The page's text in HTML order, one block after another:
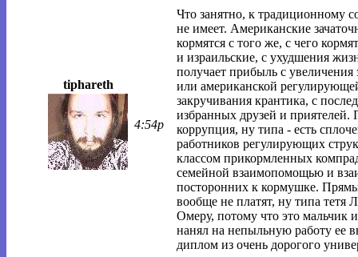
tiphareth
4:54p
Что занятно, к традиционному
не имеет. Американские
кормятся с того же, с чего
и израильские, с ухудшения
получает прибыль с увеличения
или американской
закручивания крантика, с
избранных друзей и приятелей.
коррупция, ну типа - есть
работников регулирующих
классом прикормленных
семейной взаимопомощью и
посторонних к кормушке.
вообще не платят, ну типа тетя
Омеру, потому что это мальчик
нанял на непыльную работу ее
диплом из очень дорогого